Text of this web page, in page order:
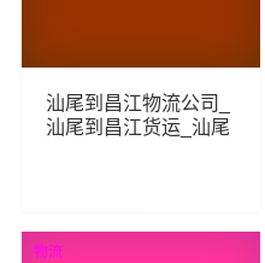
汕尾到昌江物流公司_
汕尾到昌江货运_汕尾
238 查看详细
物流